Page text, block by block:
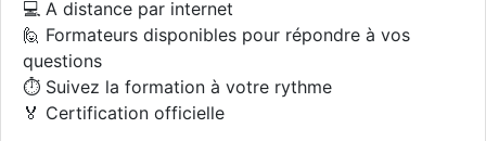
💻 A distance par internet
🙋 Formateurs disponibles pour répondre à vos
questions
⏱️ Suivez la formation à votre rythme
🏅 Certification officielle